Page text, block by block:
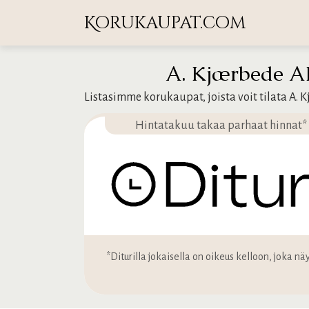
Korukaupat.com
A. Kjærbede
Listasimme korukaupat, joista voit tilata A.
Hintatakuu takaa parhaat hinnat*
*Diturilla jokaisella on oikeus kelloon, joka